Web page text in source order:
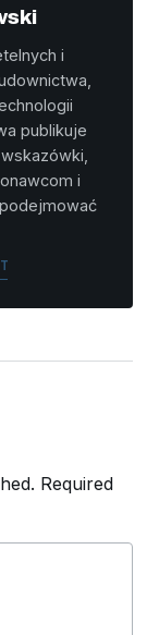
i
publikuje
i
Required